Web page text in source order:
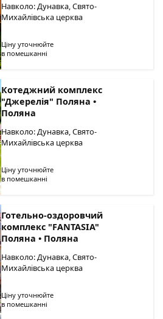
Навколо: Дунавка, Свято-
Михайлівська церква
Ціну уточнюйте
в помешканні
Котеджний комплекс
"Джерелія" Поляна •
Поляна
Навколо: Дунавка, Свято-
Михайлівська церква
Ціну уточнюйте
в помешканні
Готельно-оздоровчий
комплекс "FANTASIA"
Поляна • Поляна
Навколо: Дунавка, Свято-
Михайлівська церква
Ціну уточнюйте
в помешканні